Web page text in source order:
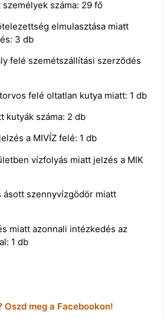
száma: 29 fő
elmulasztása miatt
3 db
felé szemétszállítási szerződés
felé oltatlan kutya miatt: 1 db
kutyák száma: 2 db
a MIVÍZ felé: 1 db
vízfolyás miatt jelzés a MIK
ásott szennyvízgödör miatt
miatt azonnali intézkedés az
1 db
meg a Facebookon!